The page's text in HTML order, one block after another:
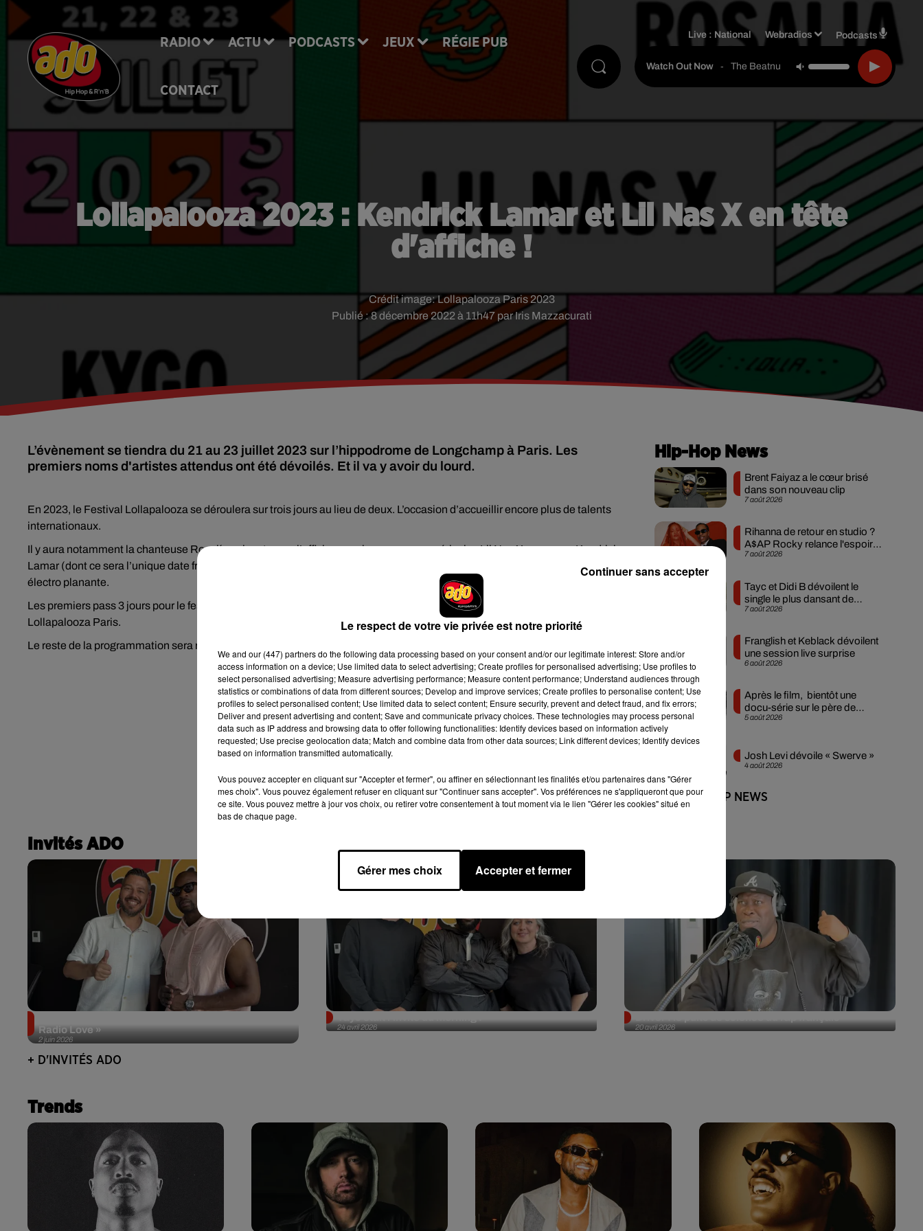
RADIO ACTU PODCASTS JEUX RÉGIE PUB
CONTACT
Live : National Webradios Podcasts
Watch Out Now - The Beatnuts
Lollapalooza 2023 : Kendrick Lamar et Lil Nas X en tête
d'affiche !
Publié : 8 décembre 2022 à 11h47 par Iris Mazzacurati
Crédit image:Lollapalooza Paris 2023
L’évènement se tiendra du 21 au 23 juillet 2023 sur l’hippodrome de Longchamp à Paris. Les
premiers noms d'artistes attendus ont été dévoilés. Et il va y avoir du lourd.
En 2023, le Festival Lollapalooza se déroulera sur trois jours au lieu de deux. L’occasion d’accueillir encore plus de talents
internationaux.
Il y aura notamment la chanteuse Rosalía qui partagera l’affiche avec les rappeurs américains Lil Nas X ou encore Kendrick
Lamar (dont ce sera l’unique date française). On retrouve aussi la phénoménale Aya Nakamura ou encore le DJ Kygo et son
électro planante.
Les premiers pass 3 jours pour le festival sera mis en vente ce vendredi 9 décembre à partir de midi sur le site de
Lollapalooza Paris.
Le reste de la programmation sera révélée utlérieurement.
Hip-Hop News
7 août 2026
Brent Faiyaz a le cœur brisé
dans son nouveau clip
7 août 2026
Rihanna de retour en studio ?
A$AP Rocky relance l'espoir
des fans
7 août 2026
Tayc et Didi B dévoilent le
single le plus dansant de
l’année
6 août 2026
Franglish et Keblack dévoilent
une session live surprise
5 août 2026
Après le film, bientôt une
docu-série sur le père de
Michael Jackson
4 août 2026
Josh Levi dévoile « Swerve »
+ DE HIP-HOP NEWS
Invités ADO
2 juin 2026
Radio Love »
24 avril 2026 20 avril 2026
+ D'INVITÉS ADO
Trends
Le respect de votre vie privée est notre priorité
We and our (447) partnersdo the following data processing based on your consent and/or our legitimate interest: Store and/or
access information on a device; Use limited data to select advertising; Create profiles for personalised advertising; Use profiles to
select personalised advertising; Measure advertising performance; Measure content performance; Understand audiences through
statistics or combinations of data from different sources; Develop and improve services; Create profiles to personalise content; Use
profiles to select personalised content; Use limited data to select content; Ensure security, prevent and detect fraud, and fix errors;
Deliver and present advertising and content; Save and communicate privacy choices. These technologies may process personal
data such as IP address and browsing data to offer following functionalities: Identify devices based on information actively
requested; Use precise geolocation data; Match and combine data from other data sources; Link different devices; Identify devices
based on information transmitted automatically.
Vous pouvez accepter en cliquant sur "Accepter et fermer", ou affiner en sélectionnant les finalités et/ou partenaires dans "Gérer
mes choix". Vous pouvez également refuser en cliquant sur "Continuer sans accepter". Vos préférences ne s'appliqueront que pour
ce site. Vous pouvez mettre à jour vos choix, ou retirer votre consentement à tout moment via le lien "Gérer les cookies" situé en
bas de chaque page.
Gérer mes choix Accepter et fermer
Continuer sans accepter